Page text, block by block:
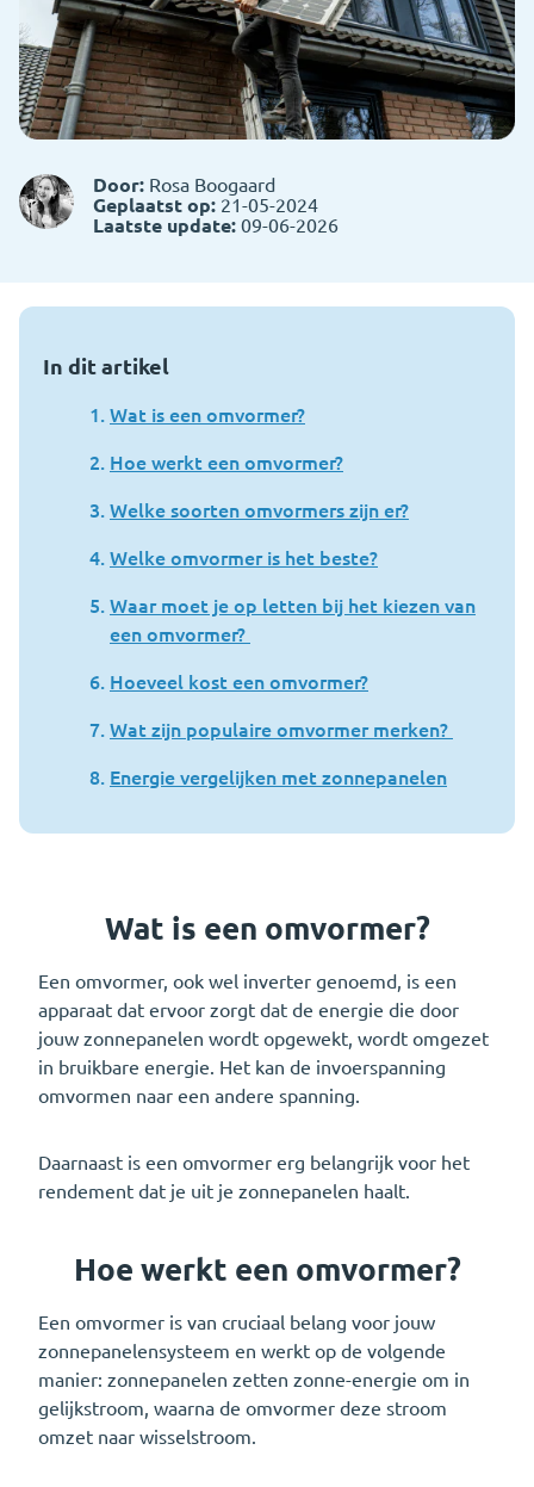
Door: Rosa Boogaard
Geplaatst op: 21-05-2024
Laatste update: 09-06-2026
In dit artikel
Wat is een omvormer?
Hoe werkt een omvormer?
Welke soorten omvormers zijn er?
Welke omvormer is het beste?
Waar moet je op letten bij het kiezen van
een omvormer?
Hoeveel kost een omvormer?
Wat zijn populaire omvormer merken?
Energie vergelijken met zonnepanelen
Wat is een omvormer?
Een omvormer, ook wel inverter genoemd, is een
apparaat dat ervoor zorgt dat de energie die door
jouw zonnepanelen wordt opgewekt, wordt omgezet
in bruikbare energie. Het kan de invoerspanning
omvormen naar een andere spanning.
Daarnaast is een omvormer erg belangrijk voor het
rendement dat je uit je zonnepanelen haalt.
Hoe werkt een omvormer?
Een omvormer is van cruciaal belang voor jouw
zonnepanelensysteem en werkt op de volgende
manier: zonnepanelen zetten zonne-energie om in
gelijkstroom, waarna de omvormer deze stroom
omzet naar wisselstroom.